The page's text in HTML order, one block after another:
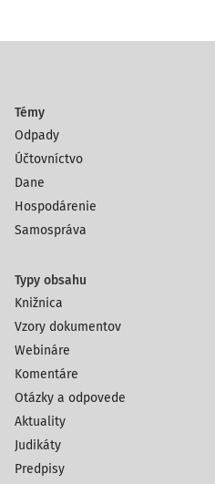
Témy
Odpady
Účtovníctvo
Dane
Hospodárenie
Samospráva
Typy obsahu
Knižnica
Vzory dokumentov
Webináre
Komentáre
Otázky a odpovede
Aktuality
Judikáty
Predpisy